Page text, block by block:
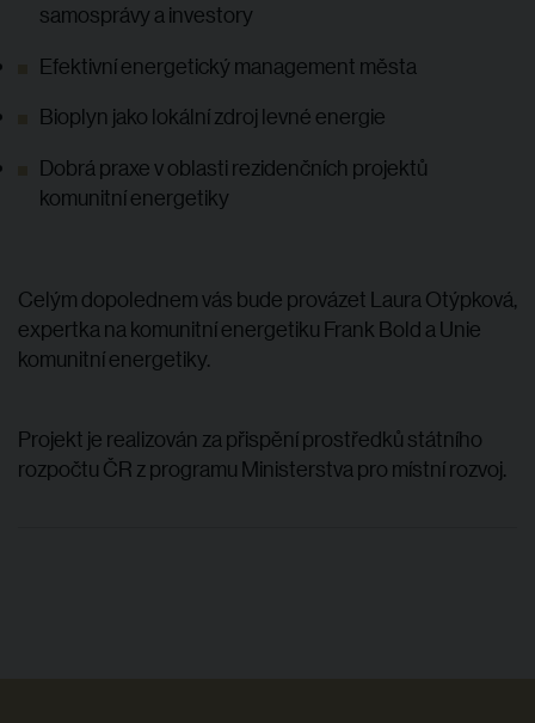
samosprávy a investory
Efektivní energetický management města
Bioplyn jako lokální zdroj levné energie
Dobrá praxe v oblasti rezidenčních projektů
komunitní energetiky
Celým dopolednem vás bude provázet Laura Otýpková,
expertka na komunitní energetiku Frank Bold a Unie
komunitní energetiky.
Projekt je realizován za přispění prostředků státního
rozpočtu ČR z programu Ministerstva pro místní rozvoj.